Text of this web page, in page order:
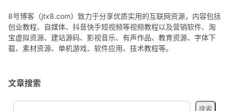
8号博客（jtx8.com）致力于分享优质实用的互联网资源，内容包括
创业教程、自媒体、抖音快手短视频等视频教程以及营销软件、淘
宝虚拟资源、建站源码、影视音乐、有声作品、教育资源、字体下
载、素材资源、单机游戏、软件应用、技术教程等。
文章搜索